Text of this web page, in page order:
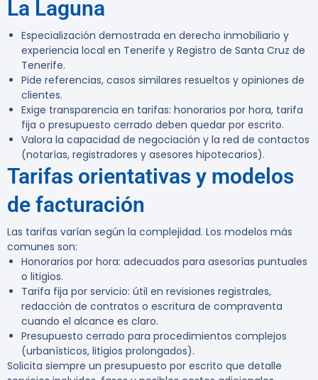
La Laguna
Especialización demostrada en derecho inmobiliario y
experiencia local en Tenerife y Registro de Santa Cruz de
Tenerife.
Pide referencias, casos similares resueltos y opiniones de
clientes.
Exige transparencia en tarifas: honorarios por hora, tarifa
fija o presupuesto cerrado deben quedar por escrito.
Valora la capacidad de negociación y la red de contactos
(notarías, registradores y asesores hipotecarios).
Tarifas orientativas y modelos
de facturación
Las tarifas varían según la complejidad. Los modelos más
comunes son:
Honorarios por hora: adecuados para asesorías puntuales
o litigios.
Tarifa fija por servicio: útil en revisiones registrales,
redacción de contratos o escritura de compraventa
cuando el alcance es claro.
Presupuesto cerrado para procedimientos complejos
(urbanísticos, litigios prolongados).
Solicita siempre un presupuesto por escrito que detalle